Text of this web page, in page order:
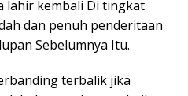
lahir kembali Di tingkat
dan penuh penderitaan
Sebelumnya Itu.
terbalik jika